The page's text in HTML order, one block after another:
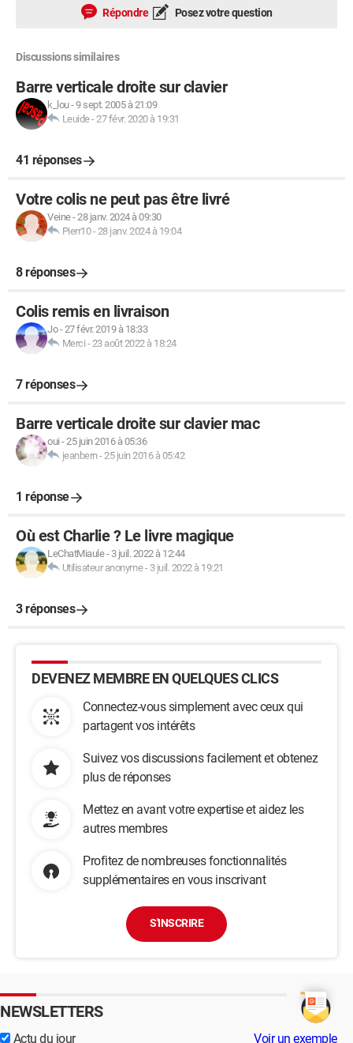
Répondre Posez votre question
Discussions similaires
Barre verticale droite sur clavier
k_lou-9 sept. 2005 à 21:09
Leuide-27 févr. 2020 à 19:31
41 réponses
Votre colis ne peut pas être livré
Veine-28 janv. 2024 à 09:30
Pierr10-28 janv. 2024 à 19:04
8 réponses
Colis remis en livraison
Jo-27 févr. 2019 à 18:33
Merci -23 août 2022 à 18:24
7 réponses
Barre verticale droite sur clavier mac
oui -25 juin 2016 à 05:36
jeanbern-25 juin 2016 à 05:42
1 réponse
Où est Charlie ? Le livre magique
LeChatMiaule- 3 juil. 2022 à 12:44
Utilisateur anonyme- 3 juil. 2022 à 19:21
3 réponses
DEVENEZ MEMBRE EN QUELQUES CLICS
Connectez-vous simplement avec ceux qui
partagent vos intérêts
Suivez vos discussions facilement et obtenez
plus de réponses
Mettez en avant votre expertise et aidez les
autres membres
Profitez de nombreuses fonctionnalités
supplémentaires en vous inscrivant
S'INSCRIRE
NEWSLETTERS
Actu du jour Voir un exemple